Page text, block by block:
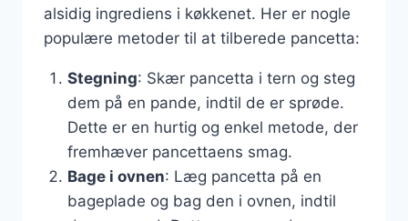
alsidig ingrediens i køkkenet. Her er nogle
populære metoder til at tilberede pancetta:
Stegning: Skær pancetta i tern og steg
dem på en pande, indtil de er sprøde.
Dette er en hurtig og enkel metode, der
fremhæver pancettaens smag.
Bage i ovnen: Læg pancetta på en
bageplade og bag den i ovnen, indtil